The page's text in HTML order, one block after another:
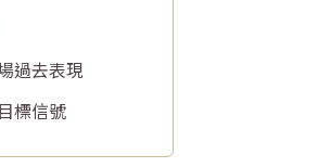
過去表現
標信號